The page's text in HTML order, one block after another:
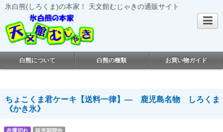
氷白熊(しろくま)の本家！ 天文館むじゃきの通販サイト
白熊について 白熊の種類 お買い物ガイド
ちょこくま君ケーキ【送料一律】― 鹿児島名物 しろくま
《かき氷》
在庫切れ 販売期間外